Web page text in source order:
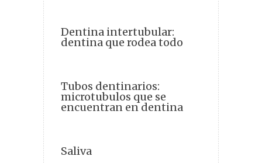
Dentina intertubular:
dentina que rodea todo
Tubos dentinarios:
microtubulos que se
encuentran en dentina
Saliva